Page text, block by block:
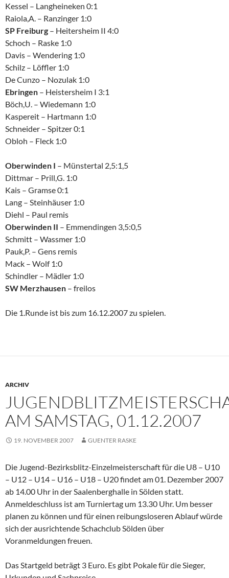
Kessel – Langheineken 0:1
Raiola,A. – Ranzinger 1:0
SP Freiburg – Heitersheim II 4:0
Schoch – Raske 1:0
Davis – Wendering 1:0
Schilz – Löffler 1:0
De Cunzo – Nozulak 1:0
Ebringen – Heistersheim I 3:1
Böch,U. – Wiedemann 1:0
Kaspereit – Hartmann 1:0
Schneider – Spitzer 0:1
Obloh – Fleck 1:0
Oberwinden I – Münstertal 2,5:1,5
Dittmar – Prill,G. 1:0
Kais – Gramse 0:1
Lang – Steinhäuser 1:0
Diehl – Paul remis
Oberwinden II – Emmendingen 3,5:0,5
Schmitt – Wassmer 1:0
Pauk,P. – Gens remis
Mack – Wolf 1:0
Schindler – Mädler 1:0
SW Merzhausen – freilos
Die 1.Runde ist bis zum 16.12.2007 zu spielen.
ARCHIV
AM SAMSTAG, 01.12.2007
19. NOVEMBER 2007 GUENTER RASKE
Die Jugend-Bezirksblitz-Einzelmeisterschaft für die U8 – U10
– U12 – U14 – U16 – U18 – U20 findet am 01. Dezember 2007
ab 14.00 Uhr in der Saalenberghalle in Sölden statt.
Anmeldeschluss ist am Turniertag um 13.30 Uhr. Um besser
planen zu können und für einen reibungsloseren Ablauf würde
sich der ausrichtende Schachclub Sölden über
Voranmeldungen freuen.
Das Startgeld beträgt 3 Euro. Es gibt Pokale für die Sieger,